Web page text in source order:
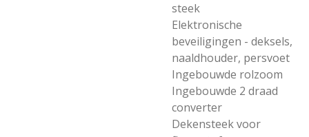
steek
Elektronische
beveiligingen - deksels,
naaldhouder, persvoet
Ingebouwde rolzoom
Ingebouwde 2 draad
converter
Dekensteek voor